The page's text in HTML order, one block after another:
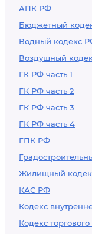
АПК РФ
Бюджетный
Водный кодекс
Воздушный
ГК РФ часть 1
ГК РФ часть 2
ГК РФ часть 3
ГК РФ часть 4
ГПК РФ
Жилищный
КАС РФ
Кодекс
Кодекс